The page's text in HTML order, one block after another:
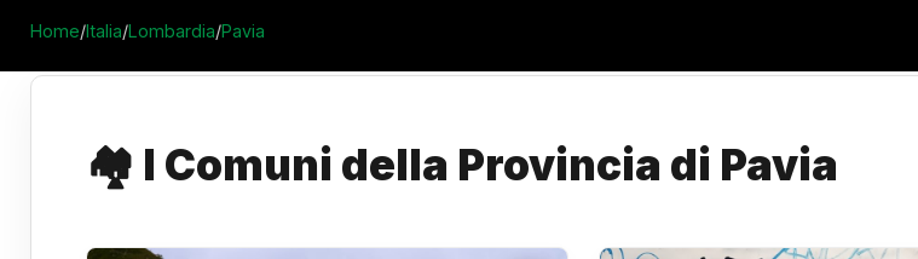
Home/Italia/Lombardia/Pavia
🏘️ I Comuni della Provincia di Pavia